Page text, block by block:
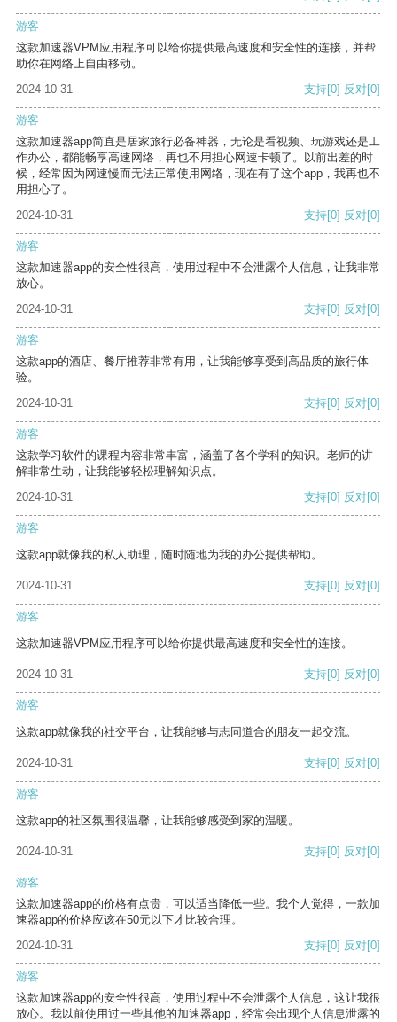
游客
这款加速器VPM应用程序可以给你提供最高速度和安全性的连接，并帮
助你在网络上自由移动。
2024-10-31
支持[0] 反对[0]
游客
这款加速器app简直是居家旅行必备神器，无论是看视频、玩游戏还是工
作办公，都能畅享高速网络，再也不用担心网速卡顿了。以前出差的时
候，经常因为网速慢而无法正常使用网络，现在有了这个app，我再也不
用担心了。
2024-10-31
支持[0] 反对[0]
游客
这款加速器app的安全性很高，使用过程中不会泄露个人信息，让我非常
放心。
2024-10-31
支持[0] 反对[0]
游客
这款app的酒店、餐厅推荐非常有用，让我能够享受到高品质的旅行体
验。
2024-10-31
支持[0] 反对[0]
游客
这款学习软件的课程内容非常丰富，涵盖了各个学科的知识。老师的讲
解非常生动，让我能够轻松理解知识点。
2024-10-31
支持[0] 反对[0]
游客
这款app就像我的私人助理，随时随地为我的办公提供帮助。
2024-10-31 支持[0] 反对[0]
游客
这款加速器VPM应用程序可以给你提供最高速度和安全性的连接。
2024-10-31 支持[0] 反对[0]
游客
这款app就像我的社交平台，让我能够与志同道合的朋友一起交流。
2024-10-31 支持[0] 反对[0]
游客
这款app的社区氛围很温馨，让我能够感受到家的温暖。
2024-10-31 支持[0] 反对[0]
游客
这款加速器app的价格有点贵，可以适当降低一些。我个人觉得，一款加
速器app的价格应该在50元以下才比较合理。
2024-10-31
支持[0] 反对[0]
游客
这款加速器app的安全性很高，使用过程中不会泄露个人信息，这让我很
放心。我以前使用过一些其他的加速器app，经常会出现个人信息泄露的